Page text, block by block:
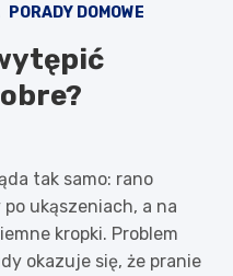
PORADY DOMOWE
tak samo: rano
ukąszeniach, a na
kropki. Problem
okazuje się, że pranie